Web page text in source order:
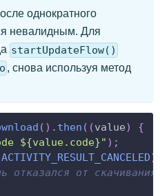
однократного
невалидным. Для
startUpdateFlow()
, снова используя метод
( ) . then ( (value)
{
${value.code}" ) ;
ACTIVITY_RESULT_CANCELED)
отказался от скачивания